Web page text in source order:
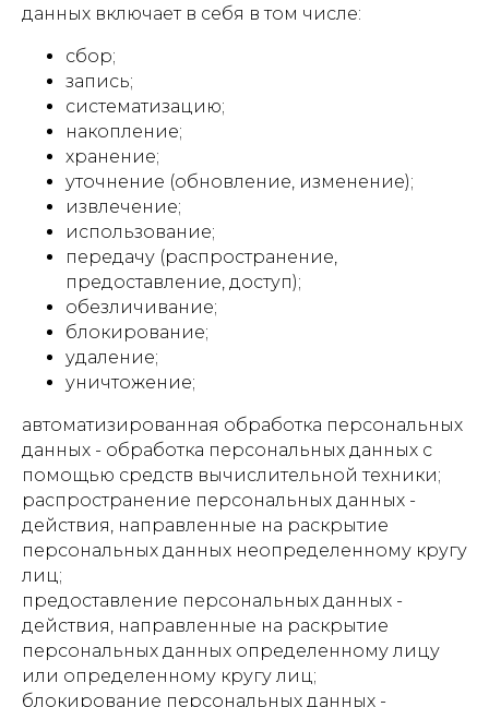
данных включает в себя в том числе:
сбор;
запись;
систематизацию;
накопление;
хранение;
уточнение (обновление, изменение);
извлечение;
использование;
передачу (распространение,
предоставление, доступ);
обезличивание;
блокирование;
удаление;
уничтожение;
автоматизированная обработка персональных
данных - обработка персональных данных с
помощью средств вычислительной техники;
распространение персональных данных -
действия, направленные на раскрытие
персональных данных неопределенному кругу
лиц;
предоставление персональных данных -
действия, направленные на раскрытие
персональных данных определенному лицу
или определенному кругу лиц;
блокирование персональных данных -